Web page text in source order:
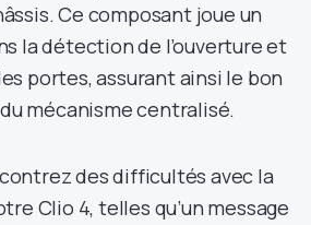
Ce composant joue un
la détection de l’ouverture et
portes, assurant ainsi le bon
mécanisme centralisé.
des difficultés avec la
Clio 4, telles qu’un message